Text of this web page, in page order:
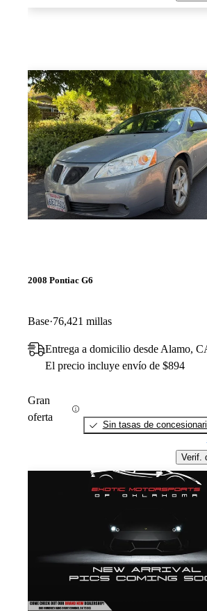
2008 Pontiac G6
Base 76,421 millas
Entrega a domicilio desde Alamo,
El precio incluye envío de $894
Gran
oferta
Sin tasas de
Verif.